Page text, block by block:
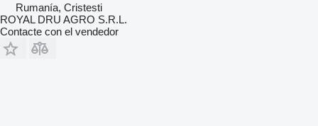
Rumanía, Cristesti
ROYAL DRU AGRO S.R.L.
Contacte con el vendedor